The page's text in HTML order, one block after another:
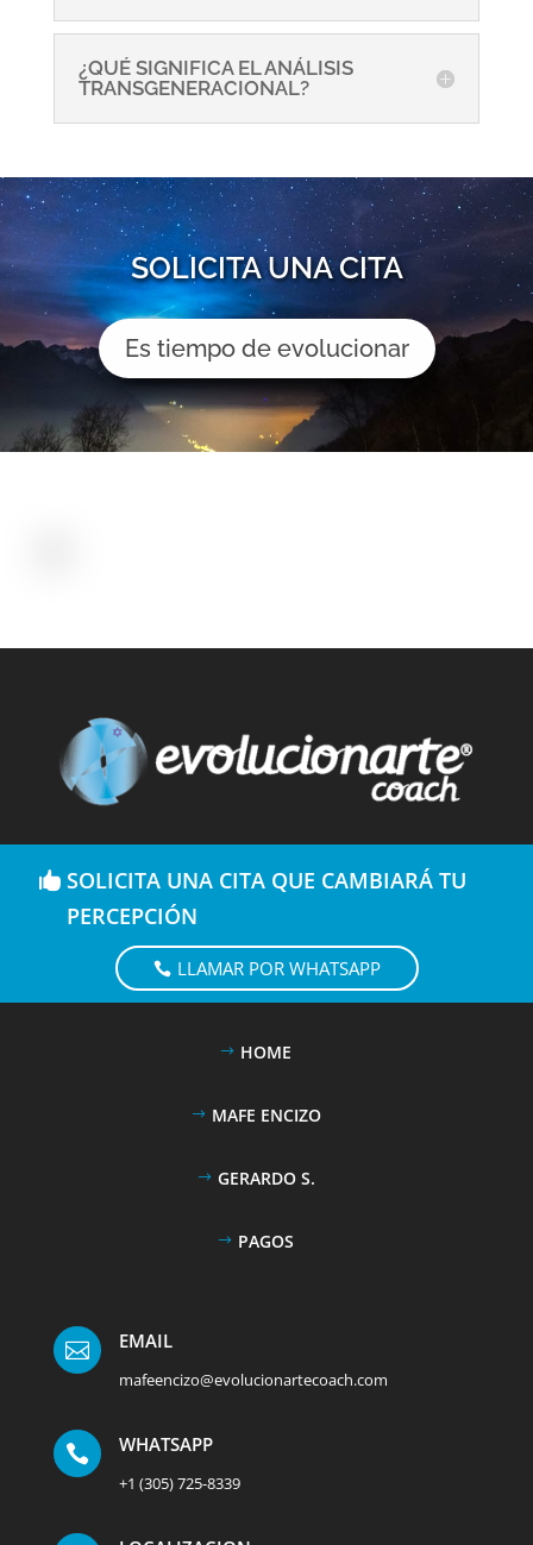
¿QUÉ SIGNIFICA EL ANÁLISIS
TRANSGENERACIONAL?
SOLICITA UNA CITA
Es tiempo de evolucionar
SOLICITA UNA CITA QUE CAMBIARÁ TU
PERCEPCIÓN
LLAMAR POR WHATSAPP
HOME
MAFE ENCIZO
GERARDO S.
PAGOS
 EMAIL
mafeencizo@evolucionartecoach.com
 WHATSAPP
+1 (305) 725-8339